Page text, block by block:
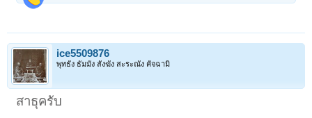
ตามด้วยบทไตรสรณาคมน์
สังฆัง สะระณัง คัจฉามิ
ทุติยัมปิ พุทธัง สะระณัง คัจฉามิ
ทุติยัมปิ ธัมมัง สะระณัง คัจฉามิ
ทุติยัมปิ สังฆัง สะระณัง คัจฉามิ
ตะติยัมปิ พุทธัง สะระณัง คัจฉามิ
ตะติยัมปิ ธัมมัง สะระณัง คัจฉามิ
ice5509876
พุทธัง ธัมมัง สังฆัง สะระณัง คัจฉามิ
สาธุครับ